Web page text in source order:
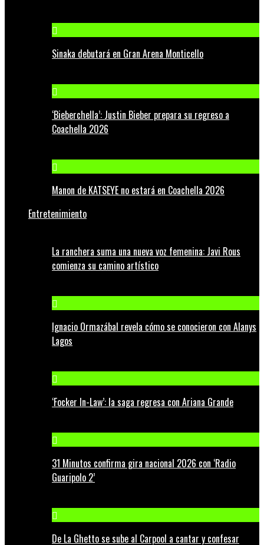
Sinaka debutará en Gran Arena Monticello
‘Bieberchella’: Justin Bieber prepara su regreso a
Coachella 2026
Manon de KATSEYE no estará en Coachella 2026
Entretenimiento
La ranchera suma una nueva voz femenina: Javi Rous
comienza su camino artístico
Ignacio Ormazábal revela cómo se conocieron con Alanys
Lagos
‘Focker In-Law’: la saga regresa con Ariana Grande
31 Minutos confirma gira nacional 2026 con ‘Radio
Guaripolo 2’
De La Ghetto se sube al Carpool a cantar y confesar